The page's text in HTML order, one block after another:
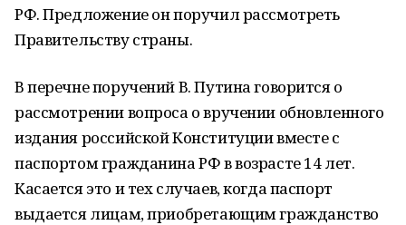
РФ. Предложение он поручил рассмотреть
Правительству страны.
В перечне поручений В. Путина говорится о
рассмотрении вопроса о вручении обновленного
издания российской Конституции вместе с
паспортом гражданина РФ в возрасте 14 лет.
Касается это и тех случаев, когда паспорт
выдается лицам, приобретающим гражданство